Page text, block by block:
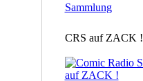
CRS auf ZACK !